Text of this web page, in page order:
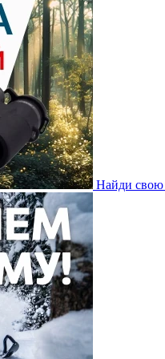
Найди свою